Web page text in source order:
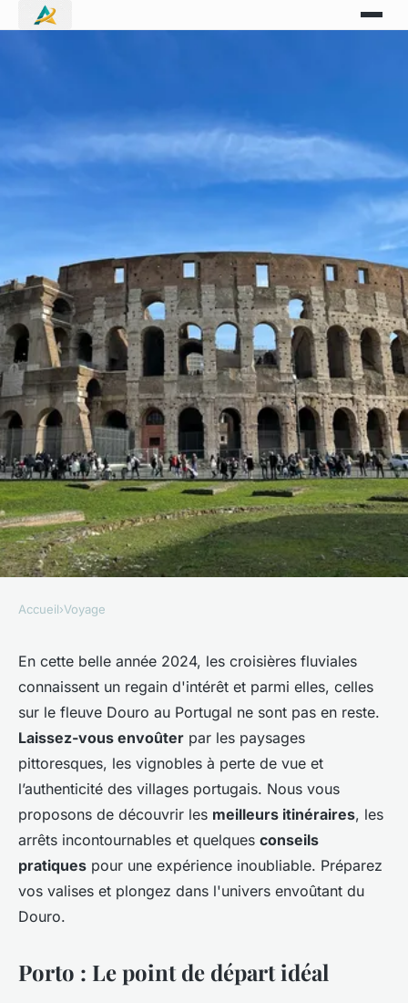
VOYAGE
Quels sont les meilleurs
itinéraires pour une croisière
sur le fleuve Douro, Portugal :
arrêts et conseils ?
Ayden•30 juin 2024 •5 min de lecture
Accueil›Voyage
En cette belle année 2024, les croisières fluviales
connaissent un regain d'intérêt et parmi elles, celles
sur le fleuve Douro au Portugal ne sont pas en reste.
Laissez-vous envoûter par les paysages
pittoresques, les vignobles à perte de vue et
l’authenticité des villages portugais. Nous vous
proposons de découvrir les meilleurs itinéraires, les
arrêts incontournables et quelques conseils
pratiques pour une expérience inoubliable. Préparez
vos valises et plongez dans l'univers envoûtant du
Douro.
Porto : Le point de départ idéal